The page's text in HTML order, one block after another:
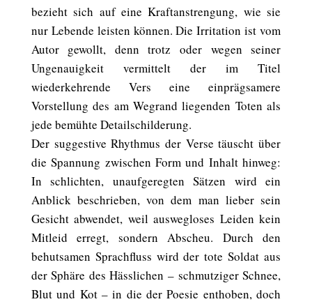
bezieht sich auf eine Kraftanstrengung, wie sie
nur Lebende leisten können. Die Irritation ist vom
Autor gewollt, denn trotz oder wegen seiner
Ungenauigkeit vermittelt der im Titel
wiederkehrende Vers eine einprägsamere
Vorstellung des am Wegrand liegenden Toten als
jede bemühte Detailschilderung.
Der suggestive Rhythmus der Verse täuscht über
die Spannung zwischen Form und Inhalt hinweg:
In schlichten, unaufgeregten Sätzen wird ein
Anblick beschrieben, von dem man lieber sein
Gesicht abwendet, weil auswegloses Leiden kein
Mitleid erregt, sondern Abscheu. Durch den
behutsamen Sprachfluss wird der tote Soldat aus
der Sphäre des Hässlichen – schmutziger Schnee,
Blut und Kot – in die der Poesie enthoben, doch